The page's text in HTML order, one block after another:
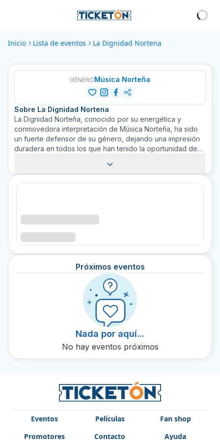
Inicio Lista de eventos La Dignidad Nortena
GÉNEROMúsica Norteña
Sobre La Dignidad Nortena
La Dignidad Norteña, conocido por su energética y
conmovedora interpretación de Música Norteña, ha sido
un fuerte defensor de su género, dejando una impresión
duradera en todos los que han tenido la oportunidad de
talentosos músicos que han trabajado incansablemente
para mantener viva la tradición de la Música Norteña. Sus
canciones son una expresión de la vida y la cultura de la
de sus conciertos en Ticketón. Su música te llevará en un
viaje emocional, lleno de ritmo y energía. Experiencia de
comprando boletos en Ticketón.
Próximos eventos
Nada por aquí...
No hay eventos próximos
Eventos Películas
Fan shop
Promotores
Contacto Ayuda